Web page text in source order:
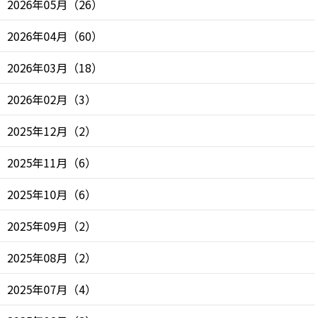
2026年05月 （26）
2026年04月 （60）
2026年03月 （18）
2026年02月 （3）
2025年12月 （2）
2025年11月 （6）
2025年10月 （6）
2025年09月 （2）
2025年08月 （2）
2025年07月 （4）